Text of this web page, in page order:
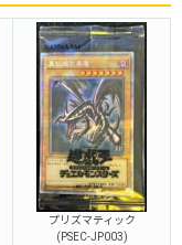
プリズマティック
(PSEC-JP003)